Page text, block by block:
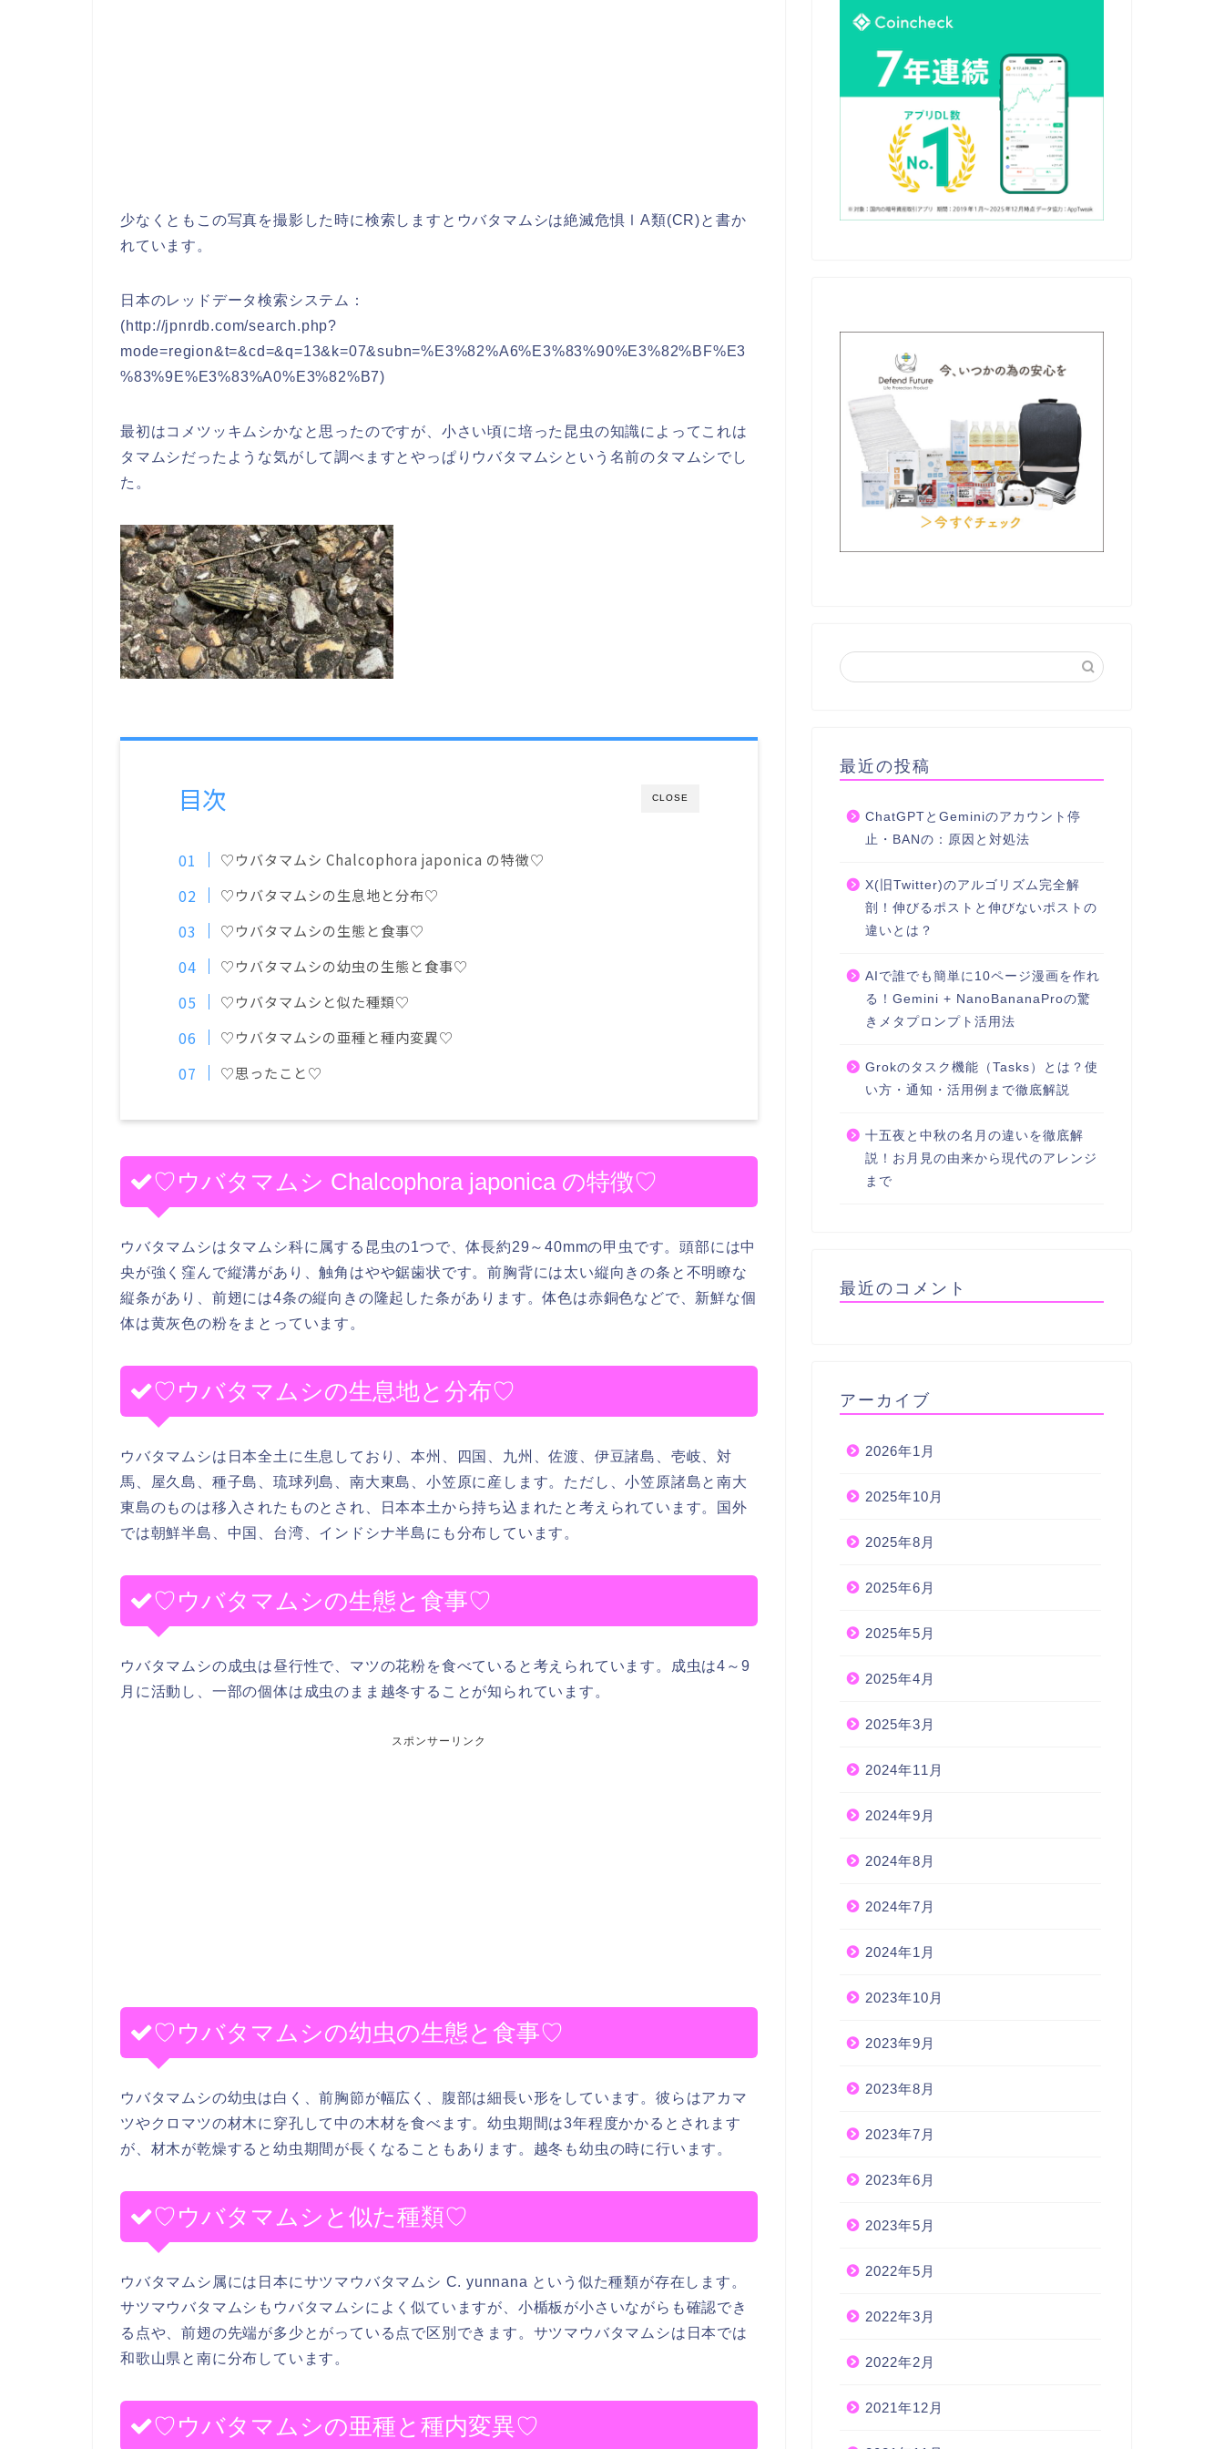
少なくともこの写真を撮影した時に検索しますとウバタマムシは絶滅危惧ⅠA類(CR)と書か
れています。
日本のレッドデータ検索システム：
(http://jpnrdb.com/search.php?
mode=region&t=&cd=&q=13&k=07&subn=%E3%82%A6%E3%83%90%E3%82%BF%E3
%83%9E%E3%83%A0%E3%82%B7)
最初はコメツッキムシかなと思ったのですが、小さい頃に培った昆虫の知識によってこれは
タマムシだったような気がして調べますとやっぱりウバタマムシという名前のタマムシでし
た。
CLOSE
目次
♡ウバタマムシ Chalcophora japonica の特徴♡
♡ウバタマムシの生息地と分布♡
♡ウバタマムシの生態と食事♡
♡ウバタマムシの幼虫の生態と食事♡
♡ウバタマムシと似た種類♡
♡ウバタマムシの亜種と種内変異♡
♡思ったこと♡
♡ウバタマムシ Chalcophora japonica の特徴♡
ウバタマムシはタマムシ科に属する昆虫の1つで、体長約29～40mmの甲虫です。頭部には中
央が強く窪んで縦溝があり、触角はやや鋸歯状です。前胸背には太い縦向きの条と不明瞭な
縦条があり、前翅には4条の縦向きの隆起した条があります。体色は赤銅色などで、新鮮な個
体は黄灰色の粉をまとっています。
♡ウバタマムシの生息地と分布♡
ウバタマムシは日本全土に生息しており、本州、四国、九州、佐渡、伊豆諸島、壱岐、対
馬、屋久島、種子島、琉球列島、南大東島、小笠原に産します。ただし、小笠原諸島と南大
東島のものは移入されたものとされ、日本本土から持ち込まれたと考えられています。国外
では朝鮮半島、中国、台湾、インドシナ半島にも分布しています。
♡ウバタマムシの生態と食事♡
ウバタマムシの成虫は昼行性で、マツの花粉を食べていると考えられています。成虫は4～9
月に活動し、一部の個体は成虫のまま越冬することが知られています。
スポンサーリンク
♡ウバタマムシの幼虫の生態と食事♡
ウバタマムシの幼虫は白く、前胸節が幅広く、腹部は細長い形をしています。彼らはアカマ
ツやクロマツの材木に穿孔して中の木材を食べます。幼虫期間は3年程度かかるとされます
が、材木が乾燥すると幼虫期間が長くなることもあります。越冬も幼虫の時に行います。
♡ウバタマムシと似た種類♡
ウバタマムシ属には日本にサツマウバタマムシ C. yunnana という似た種類が存在します。
サツマウバタマムシもウバタマムシによく似ていますが、小楯板が小さいながらも確認でき
る点や、前翅の先端が多少とがっている点で区別できます。サツマウバタマムシは日本では
和歌山県と南に分布しています。
♡ウバタマムシの亜種と種内変異♡
最近の投稿
ChatGPTとGeminiのアカウント停
止・BANの：原因と対処法
X(旧Twitter)のアルゴリズム完全解
剖！伸びるポストと伸びないポストの
違いとは？
AIで誰でも簡単に10ページ漫画を作れ
る！Gemini + NanoBananaProの驚
きメタプロンプト活用法
Grokのタスク機能（Tasks）とは？使
い方・通知・活用例まで徹底解説
十五夜と中秋の名月の違いを徹底解
説！お月見の由来から現代のアレンジ
まで
最近のコメント
アーカイブ
2026年1月
2025年10月
2025年8月
2025年6月
2025年5月
2025年4月
2025年3月
2024年11月
2024年9月
2024年8月
2024年7月
2024年1月
2023年10月
2023年9月
2023年8月
2023年7月
2023年6月
2023年5月
2022年5月
2022年3月
2022年2月
2021年12月